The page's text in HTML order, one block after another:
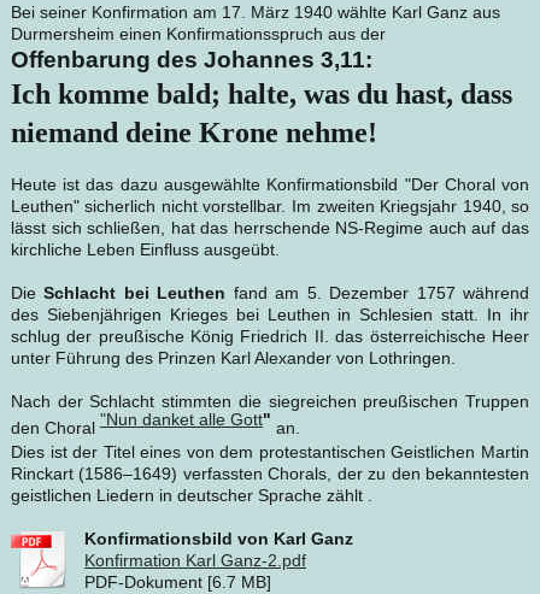
Bei seiner Konfirmation am 17. März 1940 wählte Karl Ganz aus
Durmersheim einen Konfirmationsspruch aus der
Offenbarung des Johannes 3,11:
Ich komme bald; halte, was du hast, dass
niemand deine Krone nehme!
Heute ist das dazu ausgewählte Konfirmationsbild "Der Choral von
Leuthen" sicherlich nicht vorstellbar. Im zweiten Kriegsjahr 1940, so
lässt sich schließen, hat das herrschende NS-Regime auch auf das
kirchliche Leben Einfluss ausgeübt.
DieSchlacht bei Leuthen fand am 5. Dezember 1757 während
des Siebenjährigen Krieges bei Leuthen in Schlesien statt. In ihr
schlug der preußische König Friedrich II. das österreichische Heer
unter Führung des Prinzen Karl Alexander von Lothringen.
Nach der Schlacht stimmten die siegreichen preußischen Truppen
den Choral "Nun danket alle Gott" an.
Dies ist der Titel eines von dem protestantischen Geistlichen Martin
Rinckart (1586–1649) verfassten Chorals, der zu den bekanntesten
geistlichen Liedern in deutscher Sprache zählt .
Konfirmationsbild von Karl Ganz
Konfirmation Karl Ganz-2.pdf
PDF-Dokument [6.7 MB]